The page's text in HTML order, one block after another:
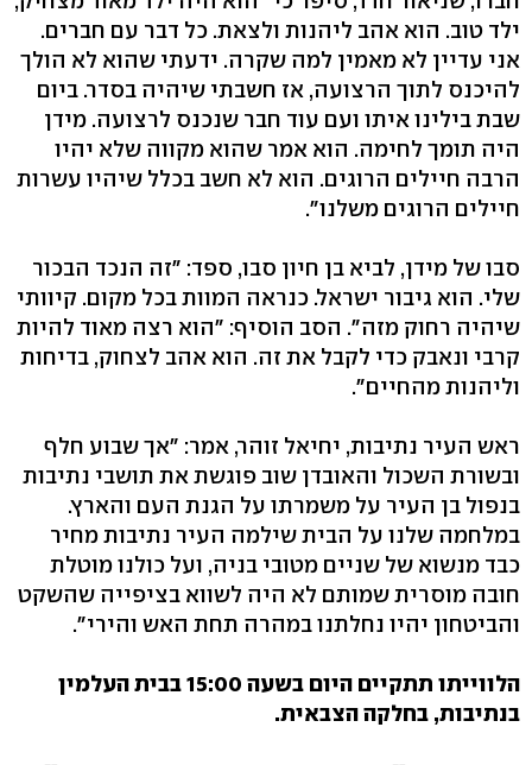
ילד טוב. הוא אהב ליהנות ולצאת. כל דבר עם חברים.
אני עדיין לא מאמין למה שקרה. ידעתי שהוא לא הולך
להיכנס לתוך הרצועה, אז חשבתי שיהיה בסדר. ביום
שבת בילינו איתו ועם עוד חבר שנכנס לרצועה. מידן
היה תומך לחימה. הוא אמר שהוא מקווה שלא יהיו
הרבה חיילים הרוגים. הוא לא חשב בכלל שיהיו עשרות
חיילים הרוגים משלנו".
סבו של מידן, לביא בן חיון סבו, ספד: "זה הנכד הבכור
שלי. הוא גיבור ישראל. כנראה המוות בכל מקום. קיוותי
שיהיה רחוק מזה". הסב הוסיף: "הוא רצה מאוד להיות
קרבי ונאבק כדי לקבל את זה. הוא אהב לצחוק, בדיחות
וליהנות מהחיים".
ראש העיר נתיבות, יחיאל זוהר, אמר: "אך שבוע חלף
ובשורת השכול והאובדן שוב פוגשת את תושבי נתיבות
בנפול בן העיר על משמרתו על הגנת העם והארץ.
במלחמה שלנו על הבית שילמה העיר נתיבות מחיר
כבד מנשוא של שניים מטובי בניה, ועל כולנו מוטלת
חובה מוסרית שמותם לא היה לשווא בציפייה שהשקט
והביטחון יהיו נחלתנו במהרה תחת האש והירי".
הלווייתו תתקיים היום בשעה 15:00 בבית העלמין
בנתיבות, בחלקה הצבאית.